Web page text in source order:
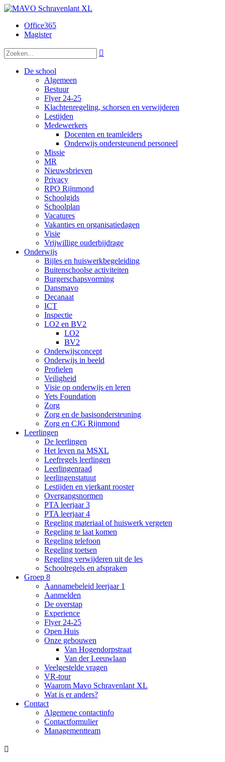
Office365
Magister

De school
Algemeen
Bestuur
Flyer 24-25
Klachtenregeling, schorsen en verwijderen
Lestijden
Medewerkers
Docenten en teamleiders
Onderwijs ondersteunend personeel
Missie
MR
Nieuwsbrieven
Privacy
RPO Rijnmond
Schoolgids
Schoolplan
Vacatures
Vakanties en organisatiedagen
Visie
Vrijwillige ouderbijdrage
Onderwijs
Bijles en huiswerkbegeleiding
Buitenschoolse activiteiten
Burgerschapsvorming
Dansmavo
Decanaat
ICT
Inspectie
LO2 en BV2
LO2
BV2
Onderwijsconcept
Onderwijs in beeld
Profielen
Veiligheid
Visie op onderwijs en leren
Yets Foundation
Zorg
Zorg en de basisondersteuning
Zorg en CJG Rijnmond
Leerlingen
De leerlingen
Het leven na MSXL
Leefregels leerlingen
Leerlingenraad
leerlingenstatuut
Lestijden en vierkant rooster
Overgangsnormen
PTA leerjaar 3
PTA leerjaar 4
Regeling materiaal of huiswerk vergeten
Regeling te laat komen
Regeling telefoon
Regeling toetsen
Regeling verwijderen uit de les
Schoolregels en afspraken
Groep 8
Aannamebeleid leerjaar 1
Aanmelden
De overstap
Experience
Flyer 24-25
Open Huis
Onze gebouwen
Van Hogendorpstraat
Van der Leeuwlaan
Veelgestelde vragen
VR-tour
Waarom Mavo Schravenlant XL
Wat is er anders?
Contact
Algemene contactinfo
Contactformulier
Managementteam
